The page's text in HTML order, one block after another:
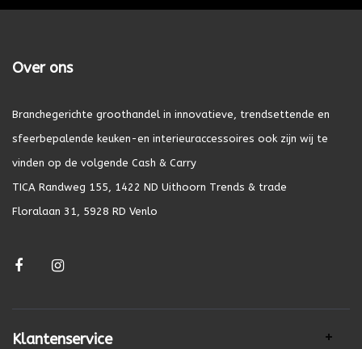
Over ons
Branchegerichte groothandel in innovatieve, trendsettende en
sfeerbepalende keuken-en interieuraccessoires ook zijn wij te
vinden op de volgende Cash & Carry
TICA Randweg 155, 1422 ND Uithoorn Trends & trade
Floralaan 31, 5928 RD Venlo
Klantenservice